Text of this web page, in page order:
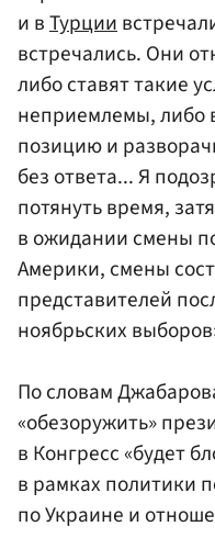
и вТурции
встречались. Они
либо ставят такие
неприемлемы,
позицию и
без ответа... Я
потянуть время,
в ожидании смены
Америки, смены
представителей
ноябрьских
По словам
«обезоружить»
в Конгресс «будет
в рамках политики
по Украине и